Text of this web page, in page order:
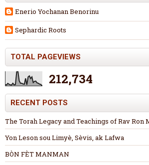
Enerio Yochanan Benorinu
Sephardic Roots
TOTAL PAGEVIEWS
212,734
RECENT POSTS
The Torah Legacy and Teachings of Rav Ron
Yon Leson sou Limyè, Sèvis, ak Lafwa
BÒN FÈT MANMAN